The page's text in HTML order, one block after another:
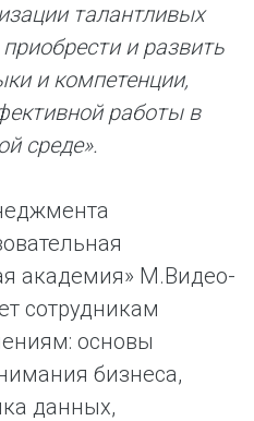
талантливых
и развить
и компетенции,
работы в
среде».
академия» М.Видео-
сотрудникам
основы
бизнеса,
данных,